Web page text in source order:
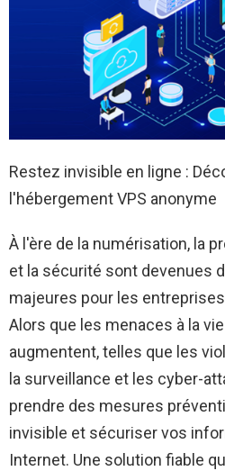
Restez invisible en ligne :
l'hébergement VPS anonyme
À l'ère de la numérisation, la
et la sécurité sont devenues
majeures pour les
Alors que les menaces à la
augmentent, telles que les
la surveillance et les cyber-
prendre des mesures
invisible et sécuriser vos
Internet. Une solution fiable